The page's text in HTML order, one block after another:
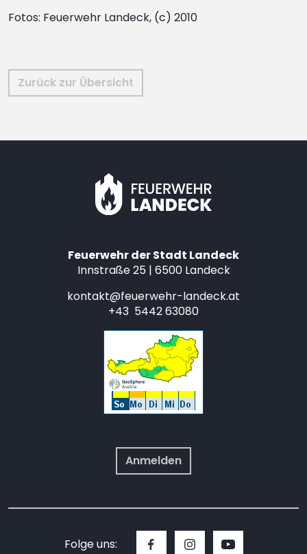
Fotos: Feuerwehr Landeck, (c) 2010
Zurück zur Übersicht
Feuerwehr der Stadt Landeck
Innstraße 25 | 6500 Landeck
kontakt@feuerwehr-landeck.at
+43 5442 63080
Anmelden
Folge uns: